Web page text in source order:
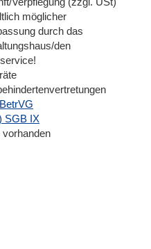
möglicher
durch das
den
SGB IX
vorhanden